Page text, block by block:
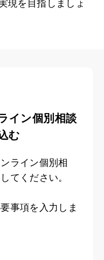
現を目指しましょ
イン個別相談
む
ライン個別相
てください。
事項を入力しま